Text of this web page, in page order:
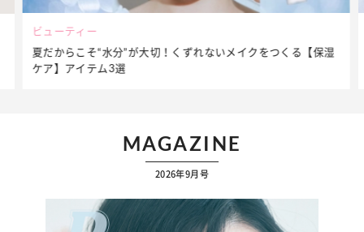
ビューティー
夏だからこそ“水分”が大切！くずれないメイクをつくる【保湿
ケア】アイテム3選
MAGAZINE
2026年9月号